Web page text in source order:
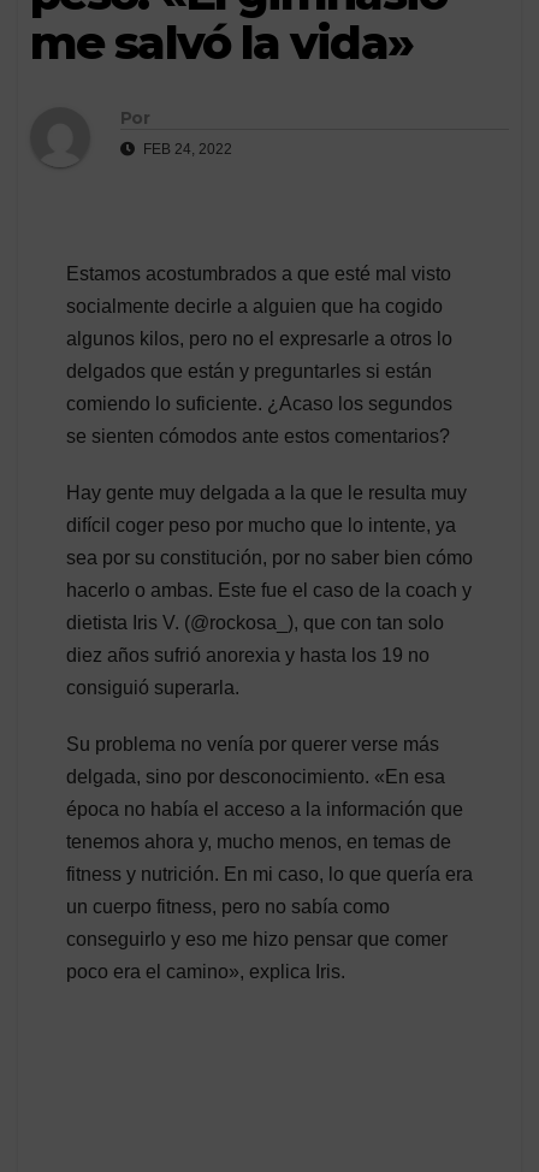
me salvó la vida»
Por
FEB 24, 2022
Estamos acostumbrados a que esté mal visto
socialmente decirle a alguien que ha cogido
algunos kilos, pero no el expresarle a otros lo
delgados que están y preguntarles si están
comiendo lo suficiente. ¿Acaso los segundos
se sienten cómodos ante estos comentarios?
Hay gente muy delgada a la que le resulta muy
difícil coger peso por mucho que lo intente, ya
sea por su constitución, por no saber bien cómo
hacerlo o ambas. Este fue el caso de la coach y
dietista Iris V. (@rockosa_), que con tan solo
diez años sufrió anorexia y hasta los 19 no
consiguió superarla.
Su problema no venía por querer verse más
delgada, sino por desconocimiento. «En esa
época no había el acceso a la información que
tenemos ahora y, mucho menos, en temas de
fitness y nutrición. En mi caso, lo que quería era
un cuerpo fitness, pero no sabía como
conseguirlo y eso me hizo pensar que comer
poco era el camino», explica Iris.